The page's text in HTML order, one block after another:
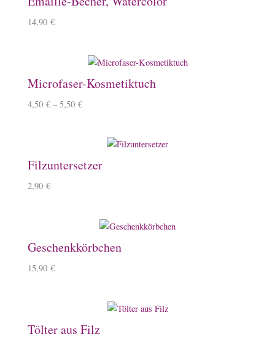
14,90 €
Microfaser-Kosmetiktuch
4,50 € – 5,50 €
Filzuntersetzer
2,90 €
Geschenkkörbchen
15,90 €
Tölter aus Filz